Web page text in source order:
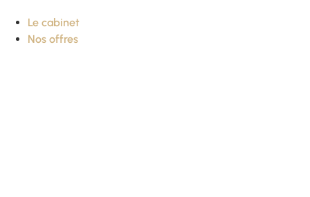
Le cabinet
Nos offres